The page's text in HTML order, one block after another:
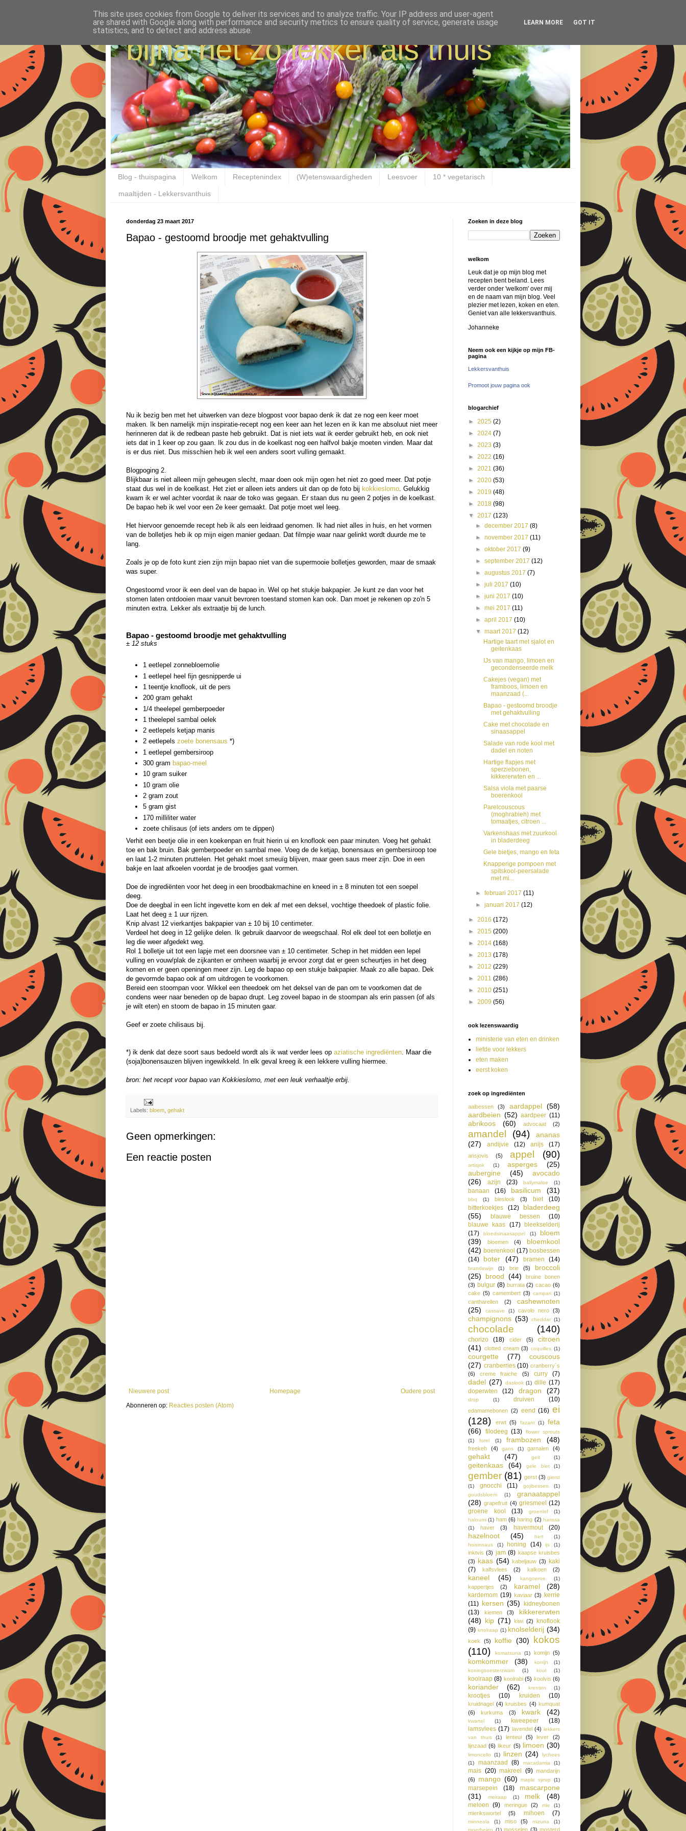
bijna net zo lekker als thuis
Blog - thuispagina Welkom Receptenindex (W)etenswaardigheden Leesvoer 10 * vegetarisch
maaltijden - Lekkersvanthuis
donderdag 23 maart 2017
Bapao - gestoomd broodje met gehaktvulling
Nu ik bezig ben met het uitwerken van deze blogpost voor bapao denk ik dat ze nog een keer moet
maken. Ik ben namelijk mijn inspiratie-recept nog een keer aan het lezen en ik kan me absoluut niet meer
herinneren dat ik de redbean paste heb gebruikt. Dat is niet iets wat ik eerder gebruikt heb, en ook niet
iets dat in 1 keer op zou gaan. Ik zou dus in de koelkast nog een halfvol bakje moeten vinden. Maar dat
is er dus niet. Dus misschien heb ik wel een anders soort vulling gemaakt.
Blogpoging 2.
Blijkbaar is niet alleen mijn geheugen slecht, maar doen ook mijn ogen het niet zo goed meer. Dat potje
staat dus wel in de koelkast. Het ziet er alleen iets anders uit dan op de foto bij kokkieslomo . Gelukkig
kwam ik er wel achter voordat ik naar de toko was gegaan. Er staan dus nu geen 2 potjes in de koelkast.
De bapao heb ik wel voor een 2e keer gemaakt. Dat potje moet wel leeg.
Het hiervoor genoemde recept heb ik als een leidraad genomen. Ik had niet alles in huis, en het vormen
van de bolletjes heb ik op mijn eigen manier gedaan. Dat filmpje waar naar gelinkt wordt duurde me te
lang.
Zoals je op de foto kunt zien zijn mijn bapao niet van die supermooie bolletjes geworden, maar de smaak
was super.
Ongestoomd vroor ik een deel van de bapao in. Wel op het stukje bakpapier. Je kunt ze dan voor het
stomen laten ontdooien maar vanuit bevroren toestand stomen kan ook. Dan moet je rekenen op zo'n 5
minuten extra. Lekker als extraatje bij de lunch.
Bapao - gestoomd broodje met gehaktvulling
± 12 stuks
1 eetlepel zonnebloemolie
1 eetlepel heel fijn gesnipperde ui
1 teentje knoflook, uit de pers
200 gram gehakt
1/4 theelepel gemberpoeder
1 theelepel sambal oelek
2 eetlepels ketjap manis
2 eetlepels zoete bonensaus *)
1 eetlepel gembersiroop
300 gram bapao-meel
10 gram suiker
10 gram olie
2 gram zout
5 gram gist
170 milliliter water
zoete chilisaus (of iets anders om te dippen)
Verhit een beetje olie in een koekenpan en fruit hierin ui en knoflook een paar minuten. Voeg het gehakt
toe en bak bruin. Bak gemberpoeder en sambal mee. Voeg de de ketjap, bonensaus en gembersiroop toe
en laat 1-2 minuten pruttelen. Het gehakt moet smeuïg blijven, maar geen saus meer zijn. Doe in een
bakje en laat afkoelen voordat je de broodjes gaat vormen.
Doe de ingrediënten voor het deeg in een broodbakmachine en kneed in ± 8 minuten tot een soepel
deeg.
Doe de deegbal in een licht ingevette kom en dek af met een deksel, vochtige theedoek of plastic folie.
Laat het deeg ± 1 uur rijzen.
Knip alvast 12 vierkantjes bakpapier van ± 10 bij 10 centimeter.
Verdeel het deeg in 12 gelijke delen. Ik gebruik daarvoor de weegschaal. Rol elk deel tot een bolletje en
leg die weer afgedekt weg.
Rol 1 bolletje uit tot een lapje met een doorsnee van ± 10 centimeter. Schep in het midden een lepel
vulling en vouw/plak de zijkanten er omheen waarbij je ervoor zorgt dat er geen scheurtjes in het deeg
komen en er geen openingen meer zijn. Leg de bapao op een stukje bakpapier. Maak zo alle bapao. Dek
de gevormde bapao ook af om uitdrogen te voorkomen.
Bereid een stoompan voor. Wikkel een theedoek om het deksel van de pan om te voorkomen dat de
condens weer naar beneden op de bapao drupt. Leg zoveel bapao in de stoompan als erin passen (of als
je wilt eten) en stoom de bapao in 15 minuten gaar.
Geef er zoete chilisaus bij.
*) ik denk dat deze soort saus bedoeld wordt als ik wat verder lees op aziatische ingrediënten. Maar die
(soja)bonensauzen blijven ingewikkeld. In elk geval kreeg ik een lekkere vulling hiermee.
bron: het recept voor bapao van Kokkieslomo, met een leuk verhaaltje erbij.
Labels: bloem gehakt
Geen opmerkingen:
Een reactie posten
Nieuwere post Oudere post
Homepage
Abonneren op: Reacties posten (Atom)
Zoeken in deze blog
welkom
Leuk dat je op mijn blog met
recepten bent beland. Lees
verder onder 'welkom' over mij
en de naam van mijn blog. Veel
plezier met lezen, koken en eten.
Geniet van alle lekkersvanthuis.
Johanneke
Neem ook een kijkje op mijn FB-
pagina
Lekkersvanthuis
Promoot jouw pagina ook
blogarchief
► 2025 (2)
► 2024 (7)
► 2023 (3)
► 2022 (16)
► 2021 (36)
► 2020 (53)
► 2019 (48)
► 2018 (98)
▼ 2017 (123)
►december 2017(8)
►november 2017(11)
►oktober 2017(9)
►september 2017(12)
►augustus 2017(7)
►juli 2017(10)
►juni 2017(10)
►mei 2017(11)
►april 2017(10)
▼maart 2017(12)
Hartige taart met sjalot en
geitenkaas
IJs van mango, limoen en
gecondenseerde melk
Cakejes (vegan) met
framboos, limoen en
maanzaad (...
Bapao - gestoomd broodje
met gehaktvulling
Cake met chocolade en
sinaasappel
Salade van rode kool met
dadel en noten
Hartige flapjes met
sperziebonen,
kikkererwten en ...
Salsa viola met paarse
boerenkool
Parelcouscous
(moghrabieh) met
tomaatjes, citroen ...
Varkenshaas met zuurkool
in bladerdeeg
Gele bietjes, mango en feta
Knapperige pompoen met
spitskool-peersalade
met mi...
►februari 2017(11)
►januari 2017(12)
► 2016 (172)
► 2015 (200)
► 2014 (168)
► 2013 (178)
► 2012 (229)
► 2011 (286)
► 2010 (251)
► 2009 (56)
ook lezenswaardig
ministerie van eten en drinken
liefde voor lekkers
eten maken
eerst koken
zoek op ingrediënten
aalbessen (3) aardappel (58)
aardbeien (52) aardpeer (11)
abrikoos (60) advocaat (2)
amandel (94)
ananas
(27)
andijvie (12) anijs (17)
ansjovis (5) appel (90)
artisjok (1) asperges
(25)
aubergine
(45)
avocado
(26)
azijn (23) ballymaloe (1)
banaan (16) basilicum (31)
bbq (1) bieslook (3) biet
(10)
bitterkoekjes
(12)
bladerdeeg
(55)
blauwe bessen
(10)
blauwe kaas (17) bleekselderij
(17)
bloedsinaasappel (1)
bloem
(39)
bloemen (4)
bloemkool
(42) boerenkool (17) bosbessen
(14)
boter (47) bramen (14)
brandewijn (1) brie (5)
broccoli
(25)
brood (44)
bruine bonen
(3) bulgur (8) burrata (2) cacao (6)
cake (5) camembert (3) campari (1)
cantharellen (2)
cashewnoten
(25)
cassave (1) cavolo nero (3)
champignons (53) cheddar (1)
chocolade (140)
chorizo (18) cider (5)
citroen
(41) clotted cream (3) coquilles (1)
courgette (77)
couscous
(27) cranberries (10) cranberry´s
(6)
creme fraiche (5) curry (7)
dadel (27) daslook (1) dille (17)
doperwten
(12) dragon (27)
drop (1) druiven (10)
edamamebonen (2) eend (16) ei
(128)
erwt (5) fazant (1)
feta
(66)
filodeeg (13)
flower sprouts
(1)
forel (1) frambozen (48)
freekeh (4) gans (1) garnalen (4)
gehakt (47) geit (1)
geitenkaas (64) gele biet (1)
gember (81) gerst (3) gierst
(1)
gnocchi (11) gojibessen
(1)
goudsbloem
(1)
granaatappel
(28) grapefruit (4) griesmeel (12)
groene kool
(13) groenlof
(1)
haloumi (1) ham (6) haring (2) harissa
(1)
haver (3) havermout (20)
hazelnoot (45) hert
(1)
hoisinsaus
(1) honing (14) ijs (1)
inktvis (3) jam (8) kaapse kruisbes
(3) kaas (54) kabeljauw (3) kaki
(7)
kalfsvlees (2) kalkoen (2)
kaneel (45) kangoeroe (1)
kappertjes (2) karamel (28)
kardemom (19) kaviaar (3) kerrie
(11) kersen (35) kidneybonen
(13)
kiemen (3)
kikkererwten
(48) kip (71) kiwi (2) knoflook
(9) knolraap (1) knolselderij (34)
koek (5) koffie (30)
kokos
(110)
komatsuna (1) komijn (5)
komkommer (38) konijn
(1)
koningsoesterzwam
(1) kool (1)
koolraap (8) koolrabi (5) koolvis (6)
koriander (62) krenten (1)
krootjes (10) kruiden (10)
kruidnagel (4) kruisbes (4) kumquat
(6)
kurkuma (3) kwark (42)
kwartel (1) kweepeer
(18)
lamsvlees (17) lavendel (4) lekkers
van thuis
(1) lenteui (5) lever
(2)
lijnzaad (6) likeur (5) limoen (30)
limoncello (1) linzen (24)
lychees
(1)
maanzaad (8) macadamia (1)
mais (20) makreel (9) mandarijn
(6)
mango (60) maple syrup (1)
marsepein (18)
mascarpone
(31)
meiraap (1) melk (48)
meloen (9) meringue (2) mie (1)
mierikswortel (5) mihoen (7)
minneola (1) miso (5) mizuna
(1)
moerbeien (1) mosselen (3) mosterd
This site uses cookies from Google to deliver its services and to analyze traffic. Your IP address and user-agent
are shared with Google along with performance and security metrics to ensure quality of service, generate usage
statistics, and to detect and address abuse.
LEARN MORE GOT IT